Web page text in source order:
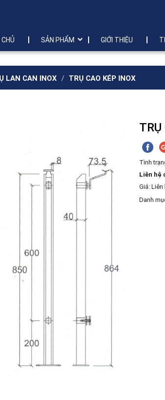
SẢN PHẨM GIỚI THIỆU
LAN CAN INOX TRỤ CAO KÉP INOX
TRỤ
Tình
Liên hệ
Giá: Liên
Danh